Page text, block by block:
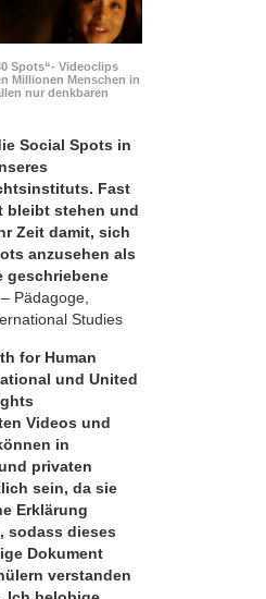
Spots“- Videoclips
Millionen Menschen in
nur denkbaren
Social Spots in
Fast
bleibt stehen und
Zeit damit, sich
anzusehen als
geschriebene
– Pädagoge,
Studies
for Human
und United
Videos und
in
privaten
sein, da sie
Erklärung
sodass dieses
Dokument
verstanden